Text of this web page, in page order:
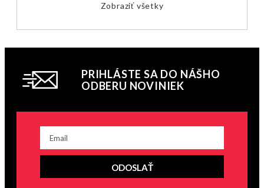
Zobraziť všetky
PRIHLÁSTE SA DO NÁŠHO
ODBERU NOVINIEK
ODOSLAŤ